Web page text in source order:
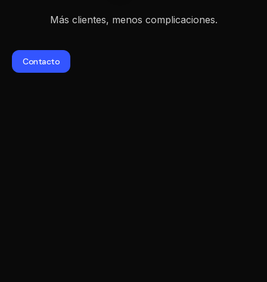
Más clientes, menos complicaciones.
Contacto